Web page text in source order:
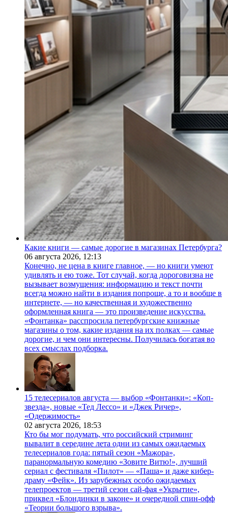
Какие книги — самые дорогие в магазинах Петербурга?
06 августа 2026, 12:13
Конечно, не цена в книге главное, — но книги умеют
удивлять и ею тоже. Тот случай, когда дороговизна не
вызывает возмущения: информацию и текст почти
всегда можно найти в издания попроще, а то и вообще в
интернете, — но качественная и художественно
оформленная книга — это произведение искусства.
«Фонтанка» расспросила петербургские книжные
магазины о том, какие издания на их полках — самые
дорогие, и чем они интересны. Получилась богатая во
всех смыслах подборка.
15 телесериалов августа — выбор «Фонтанки»: «Коп-
звезда», новые «Тед Лессо» и «Джек Ричер»,
«Одержимость»
02 августа 2026, 18:53
Кто бы мог подумать, что российский стриминг
вывалит в середине лета одни из самых ожидаемых
телесериалов года: пятый сезон «Мажора»,
паранормальную комедию «Зовите Витю!», лучший
сериал с фестиваля «Пилот» — «Паша» и даже кибер-
драму «Фейк». Из зарубежных особо ожидаемых
телепроектов — третий сезон сай-фая «Укрытие»,
приквел «Блондинки в законе» и очередной спин-офф
«Теории большого взрыва».